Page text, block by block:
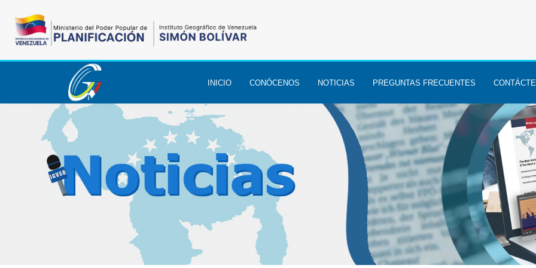
INICIO CONÓCENOS NOTICIAS PREGUNTAS FRECUENTES